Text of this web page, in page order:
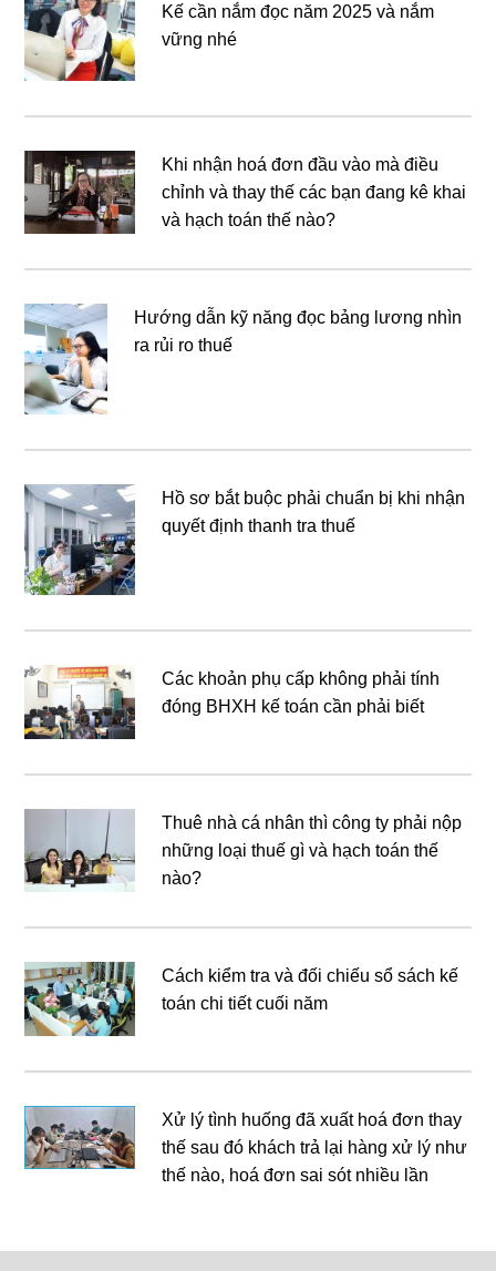
Kế cần nắm đọc năm 2025 và nắm
vững nhé
Khi nhận hoá đơn đầu vào mà điều
chỉnh và thay thế các bạn đang kê khai
và hạch toán thế nào?
Hướng dẫn kỹ năng đọc bảng lương nhìn
ra rủi ro thuế
Hồ sơ bắt buộc phải chuẩn bị khi nhận
quyết định thanh tra thuế
Các khoản phụ cấp không phải tính
đóng BHXH kế toán cần phải biết
Thuê nhà cá nhân thì công ty phải nộp
những loại thuế gì và hạch toán thế
nào?
Cách kiểm tra và đối chiếu sổ sách kế
toán chi tiết cuối năm
Xử lý tình huống đã xuất hoá đơn thay
thế sau đó khách trả lại hàng xử lý như
thế nào, hoá đơn sai sót nhiều lần